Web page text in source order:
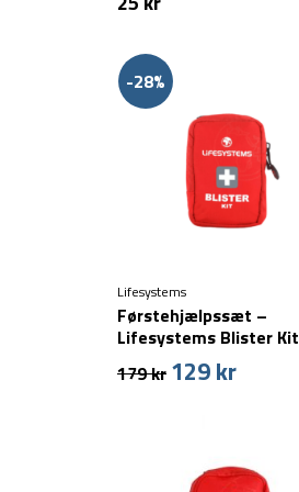
-28%
Lifesystems
Førstehjælpssæt –
Lifesystems Blister Kit
179kr Den
179 kr.
129krDen
129 kr.